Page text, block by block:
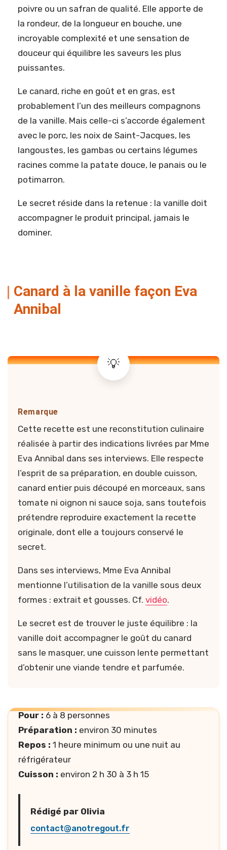
poivre ou un safran de qualité. Elle apporte de
la rondeur, de la longueur en bouche, une
incroyable complexité et une sensation de
douceur qui équilibre les saveurs les plus
puissantes.
Le canard, riche en goût et en gras, est
probablement l’un des meilleurs compagnons
de la vanille. Mais celle-ci s’accorde également
avec le porc, les noix de Saint-Jacques, les
langoustes, les gambas ou certains légumes
racines comme la patate douce, le panais ou le
potimarron.
Le secret réside dans la retenue : la vanille doit
accompagner le produit principal, jamais le
dominer.
Canard à la vanille façon Eva
Annibal
Remarque
Cette recette est une reconstitution culinaire
réalisée à partir des indications livrées par Mme
Eva Annibal dans ses interviews. Elle respecte
l’esprit de sa préparation, en double cuisson,
canard entier puis découpé en morceaux, sans
tomate ni oignon ni sauce soja, sans toutefois
prétendre reproduire exactement la recette
originale, dont elle a toujours conservé le
secret.
Dans ses interviews, Mme Eva Annibal
mentionne l’utilisation de la vanille sous deux
formes : extrait et gousses. Cf. vidéo.
Le secret est de trouver le juste équilibre : la
vanille doit accompagner le goût du canard
sans le masquer, une cuisson lente permettant
d’obtenir une viande tendre et parfumée.
Pour : 6 à 8 personnes
Préparation : environ 30 minutes
Repos : 1 heure minimum ou une nuit au
réfrigérateur
Cuisson : environ 2 h 30 à 3 h 15
Rédigé par Olivia
contact@anotregout.fr